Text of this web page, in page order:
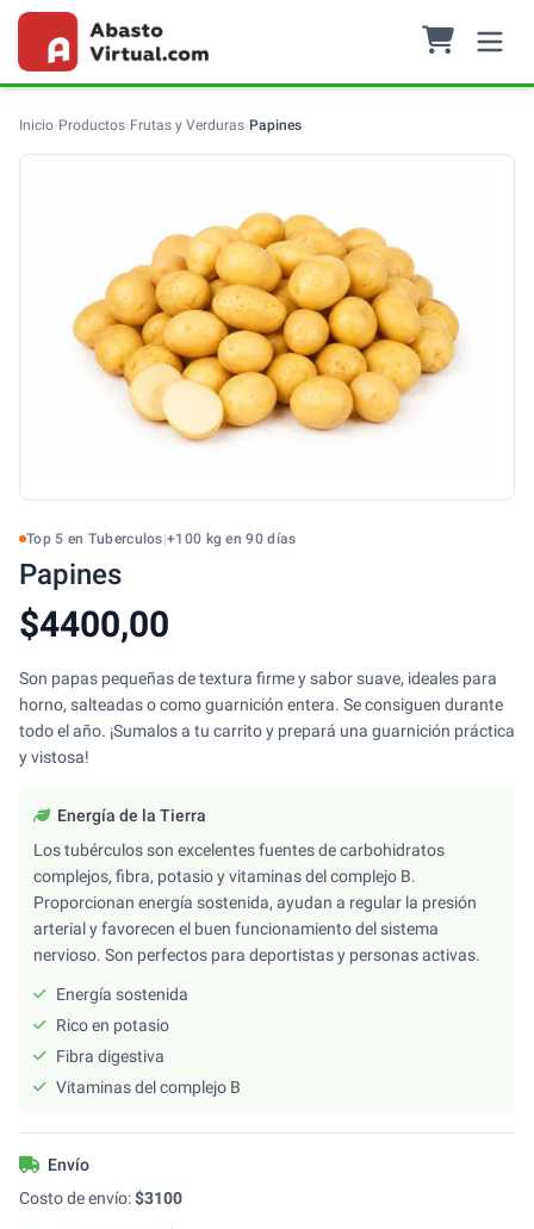
Inicio›Productos›Frutas y Verduras›Papines
Top 5 en Tuberculos |+100 kg en 90 días
Papines
$4400,00
Son papas pequeñas de textura firme y sabor suave, ideales para
horno, salteadas o como guarnición entera. Se consiguen durante
todo el año. ¡Sumalos a tu carrito y prepará una guarnición práctica
y vistosa!
Energía de la Tierra
Los tubérculos son excelentes fuentes de carbohidratos
complejos, fibra, potasio y vitaminas del complejo B.
Proporcionan energía sostenida, ayudan a regular la presión
arterial y favorecen el buen funcionamiento del sistema
nervioso. Son perfectos para deportistas y personas activas.
Energía sostenida
Rico en potasio
Fibra digestiva
Vitaminas del complejo B
Envío
Costo de envío:$3100